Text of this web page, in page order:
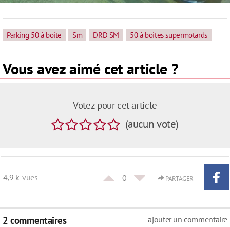
Parking 50 à boite Sm DRD SM 50 à boites supermotards
Vous avez aimé cet article ?
Votez pour cet article
(aucun vote)
4,9 k vues 0 PARTAGER
2 commentaires ajouter un commentaire